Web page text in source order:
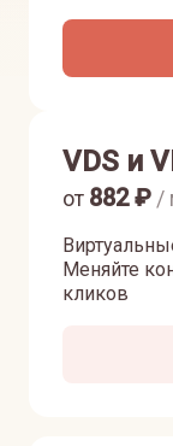
VDS и
Меняйте
кликов
от 882₽ /